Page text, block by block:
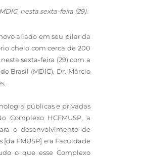
nesta sexta-feira (29).
aliado em seu pilar da
cheio com cerca de 200
sexta-feira (29) com a
Brasil (MDIC), Dr. Márcio
públicas e privadas
Complexo HCFMUSP, a
o desenvolvimento de
FMUSP] e a Faculdade
o que esse Complexo